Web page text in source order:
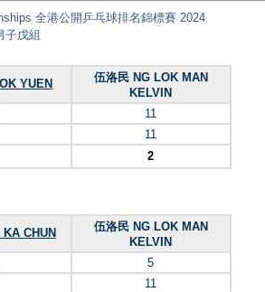
全港公開乒乓球排名錦標賽 2024
子戊組
YUEN
伍洛民 NG LOK MAN
KELVIN
11
11
2
CHUN
伍洛民 NG LOK MAN
KELVIN
5
11